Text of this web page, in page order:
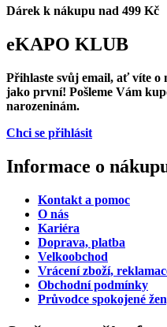
Dárek k nákupu nad 499 Kč
eKAPO KLUB
Přihlaste svůj email, ať víte o
jako první! Pošleme Vám
narozeninám.
Chci se přihlásit
Informace o
Kontakt a pomoc
O nás
Kariéra
Doprava, platba
Velkoobchod
Vrácení zboží,
Obchodní podmínky
Průvodce spokojené